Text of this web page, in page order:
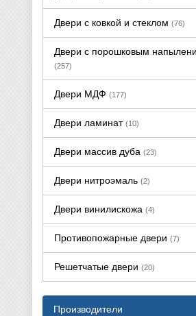
Двери с ковкой и стеклом (76)
Двери с порошковым
(257)
Двери МДФ (177)
Двери ламинат (10)
Двери массив дуба (23)
Двери нитроэмаль (2)
Двери винилискожа (4)
Противопожарные двери (7)
Решетчатые двери (20)
Производители